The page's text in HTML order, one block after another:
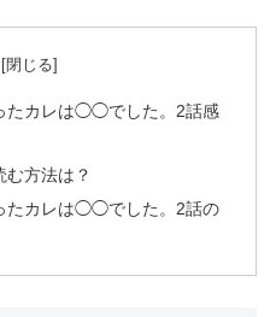
たカレは◯◯でした。2話感
む方法は？
たカレは◯◯でした。2話の